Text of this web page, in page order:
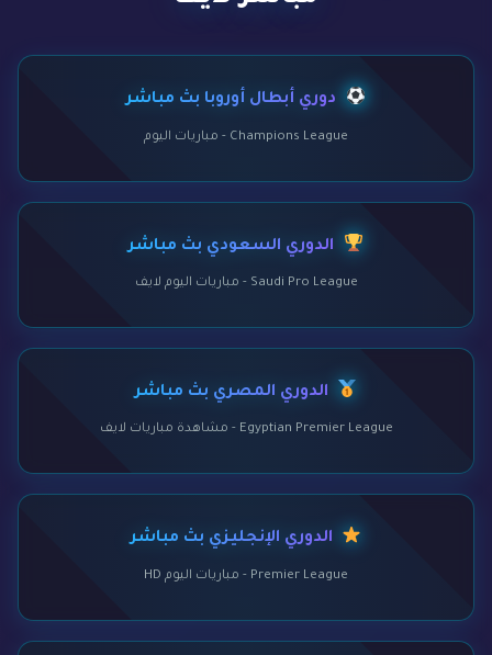
دوري أبطال أوروبا بث مباشر
Champions League - مباريات اليوم
الدوري السعودي بث مباشر
Saudi Pro League - مباريات اليوم لايف
الدوري المصري بث مباشر
Egyptian Premier League - مشاهدة مباريات لايف
الدوري الإنجليزي بث مباشر
Premier League - مباريات اليوم HD